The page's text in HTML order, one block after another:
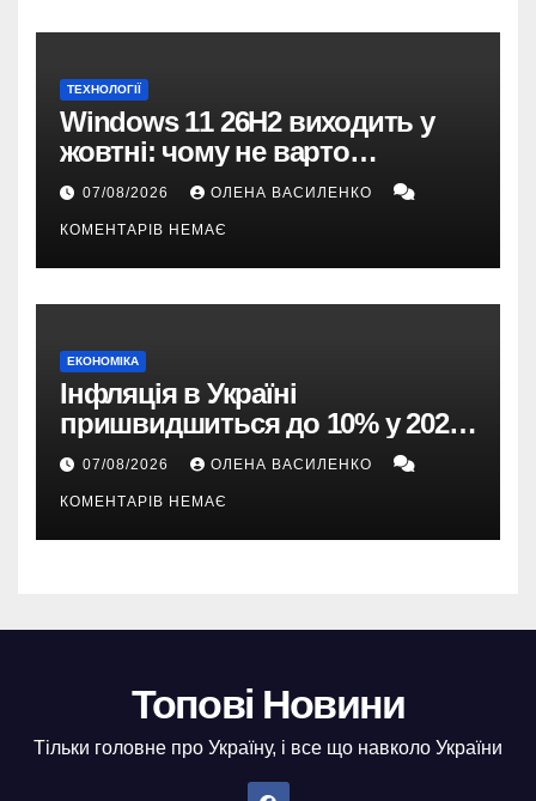
ТЕХНОЛОГІЇ
Windows 11 26H2 виходить у
жовтні: чому не варто
пропускати це оновлення
07/08/2026 ОЛЕНА ВАСИЛЕНКО
КОМЕНТАРІВ НЕМАЄ
ЕКОНОМІКА
Інфляція в Україні
пришвидшиться до 10% у 2026
році — прогноз НБУ
07/08/2026 ОЛЕНА ВАСИЛЕНКО
КОМЕНТАРІВ НЕМАЄ
Топові Новини
Тільки головне про Україну, і все що навколо України